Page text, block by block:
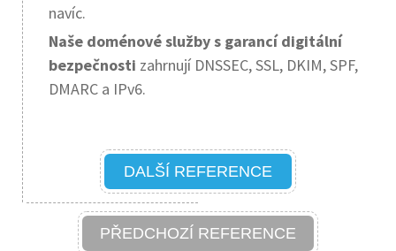
navíc.
Naše doménové služby s garancí digitální
bezpečnosti zahrnují DNSSEC, SSL, DKIM, SPF,
DMARC a IPv6.
PŘEDCHOZÍ REFERENCE
DALŠÍ REFERENCE